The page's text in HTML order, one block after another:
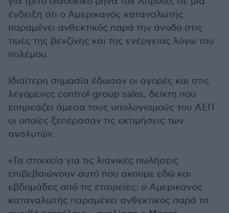
ένδειξη ότι ο Αμερικανός καταναλωτής
παραμένει ανθεκτικός παρά την άνοδο στις
τιμές της βενζίνης και της ενέργειας λόγω του
πολέμου.
Ιδιαίτερη σημασία έδωσαν οι αγορές και στις
λεγόμενες control-group sales, δείκτη που
επηρεάζει άμεσα τους υπολογισμούς του ΑΕΠ
οι οποίες ξεπέρασαν τις εκτιμήσεις των
αναλυτών.
«Τα στοιχεία για τις λιανικές πωλήσεις
επιβεβαιώνουν αυτό που ακούμε εδώ και
εβδομάδες από τις εταιρείες: ο Αμερικανός
καταναλωτής παραμένει ανθεκτικός παρά το